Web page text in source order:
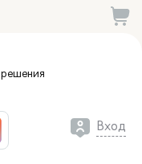
решения
Вход